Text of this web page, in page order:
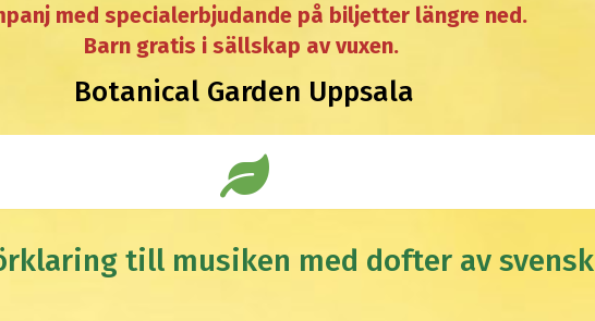
med specialerbjudande på biljetter längre ned.
Barn gratis i sällskap av vuxen.
Botanical Garden Uppsala
till musiken med dofter av